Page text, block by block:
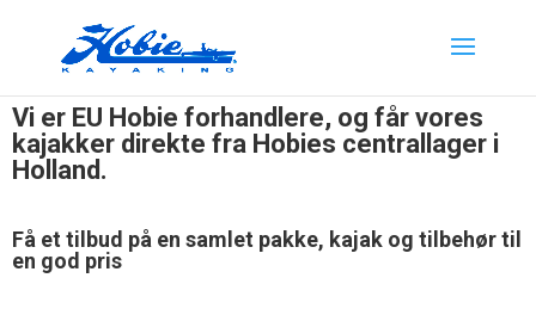
Vi er EU Hobie forhandlere, og får vores
kajakker direkte fra Hobies centrallager i
Holland.
Få et tilbud på en samlet pakke, kajak og tilbehør til
en god pris